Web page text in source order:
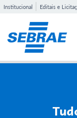
Institucional Editais e